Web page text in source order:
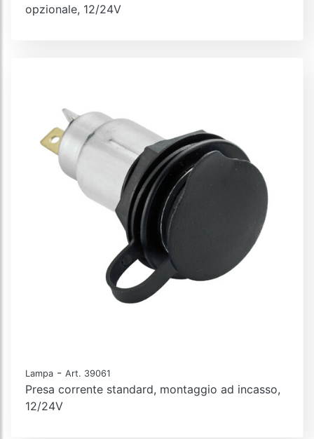
opzionale, 12/24V
Lampa - Art. 39061
Presa corrente standard, montaggio ad incasso,
12/24V